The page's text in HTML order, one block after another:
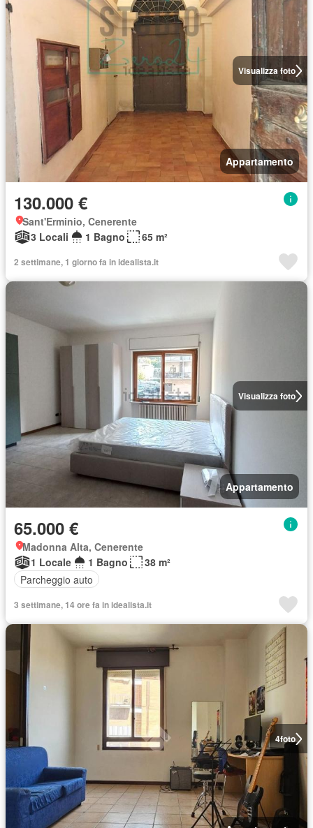
Visualizza foto
Appartamento
130.000 €
Sant'Erminio, Cenerente
3 Locali
1 Bagno 65 m²
2 settimane, 1 giorno fa in idealista.it
Visualizza foto
Appartamento
65.000 €
Madonna Alta, Cenerente
1 Locale
1 Bagno
38 m²
Parcheggio auto
3 settimane, 14 ore fa in idealista.it
4foto